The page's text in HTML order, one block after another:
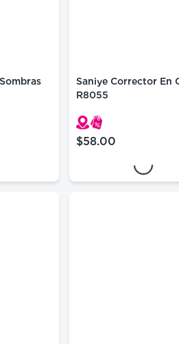
Saniye Corrector En
R8055
$58.00
precio actual